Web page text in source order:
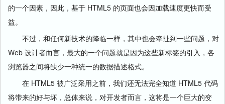
的一个因素，因此，基于 HTML5 的页面也会因加载速度更快而受
益。
不过，和任何新技术的降临一样，其中也会牵扯到一些问题，对
Web 设计者而言，最大的一个问题就是因为这些新标签的引入，各
浏览器之间将缺少一种统一的数据描述格式。
在 HTML5 被广泛采用之前，我们还无法完全知道 HTML5 代码
将带来的好与坏，总体来说，对开发者而言，这将是一个巨大的变